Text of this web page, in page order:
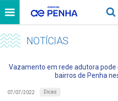
NOTÍCIAS
Vazamento em rede adutora
bairros de Penha
07/07/2022 Dicas